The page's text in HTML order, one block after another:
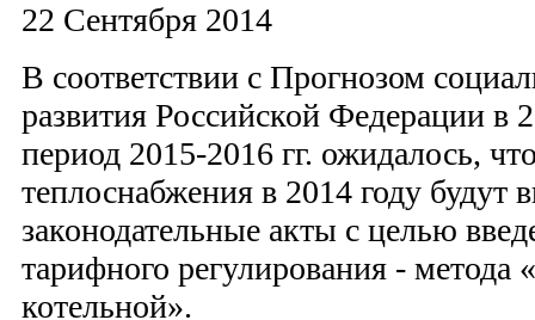
22 Сентября 2014
В соответствии с Прогнозом
развития Российской Федерации в
период 2015-2016 гг. ожидалось,
теплоснабжения в 2014 году будут
законодательные акты с целью
тарифного регулирования - метода
котельной».